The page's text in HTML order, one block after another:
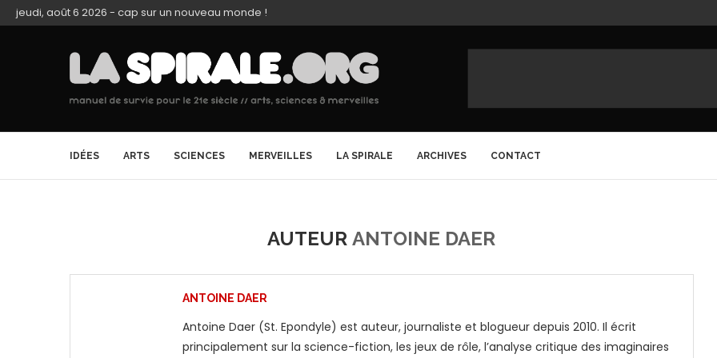
jeudi, août 6 2026 - cap sur un nouveau monde !
IDÉES ARTS SCIENCES MERVEILLES LA SPIRALE ARCHIVES CONTACT
AUTEURANTOINE DAER
ANTOINE DAER
Antoine Daer (St. Epondyle) est auteur, journaliste et blogueur depuis 2010. Il écrit
principalement sur la science-fiction, les jeux de rôle, l’analyse critique des imaginaires